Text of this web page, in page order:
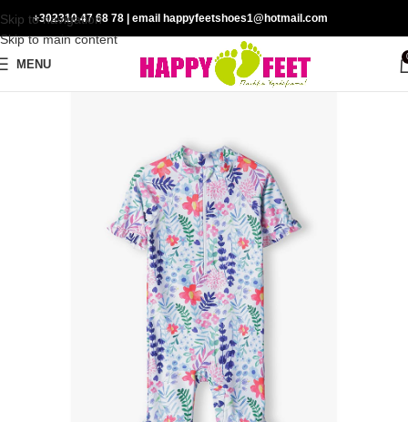
Skip to navigation
Skip to main content
+302310 47 68 78 | email happyfeetshoes1@hotmail.com
MENU